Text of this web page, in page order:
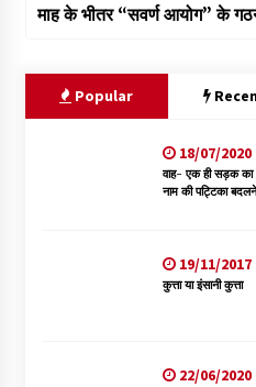
Popular
18/07/2020
वाह- एक ही सड़क का
नाम की पट्टिका
19/11/2017
कुत्ता या इंसानी कुत्ता
22/06/2020